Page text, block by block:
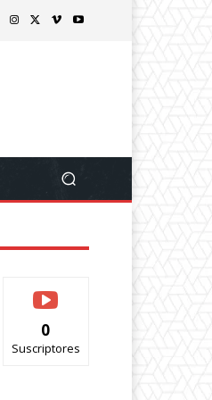
0
Suscriptores